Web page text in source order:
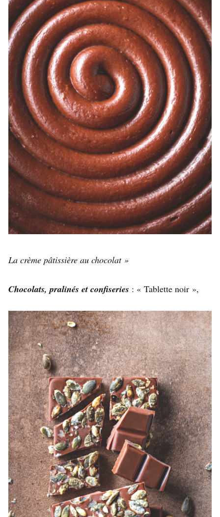
La crème pâtissière au chocolat »
Chocolats, pralinés et confiseries : « Tablette noir »,